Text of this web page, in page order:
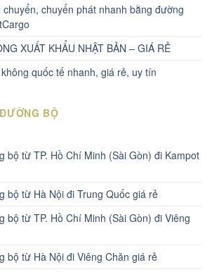
chuyển phát nhanh bằng đường
XUẤT KHẨU NHẬT BẢN – GIÁ RẺ
quốc tế nhanh, giá rẻ, uy tín
BỘ
bộ từ TP. Hồ Chí Minh (Sài Gòn) đi Kampot
bộ từ Hà Nội đi Trung Quốc giá rẻ
bộ từ TP. Hồ Chí Minh (Sài Gòn) đi Viêng
bộ từ Hà Nội đi Viêng Chăn giá rẻ